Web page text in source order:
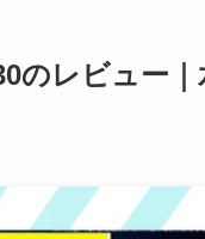
のレビュー